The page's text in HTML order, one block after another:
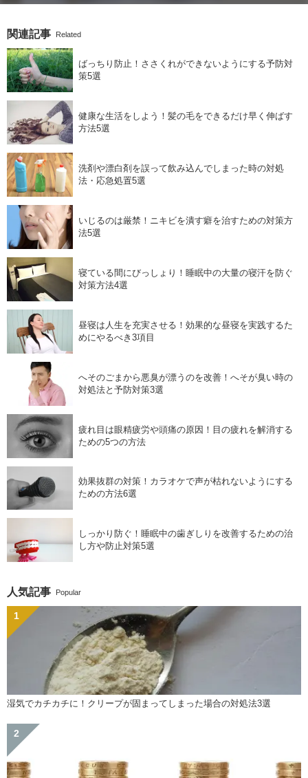
関連記事 Related
ばっちり防止！ささくれができないようにする予防対
策5選
健康な生活をしよう！髪の毛をできるだけ早く伸ばす
方法5選
洗剤や漂白剤を誤って飲み込んでしまった時の対処
法・応急処置5選
いじるのは厳禁！ニキビを潰す癖を治すための対策方
法5選
寝ている間にびっしょり！睡眠中の大量の寝汗を防ぐ
対策方法4選
昼寝は人生を充実させる！効果的な昼寝を実践するた
めにやるべき3項目
へそのごまから悪臭が漂うのを改善！へそが臭い時の
対処法と予防対策3選
疲れ目は眼精疲労や頭痛の原因！目の疲れを解消する
ための5つの方法
効果抜群の対策！カラオケで声が枯れないようにする
ための方法6選
しっかり防ぐ！睡眠中の歯ぎしりを改善するための治
し方や防止対策5選
人気記事 Popular
湿気でカチカチに！クリープが固まってしまった場合の対処法3選